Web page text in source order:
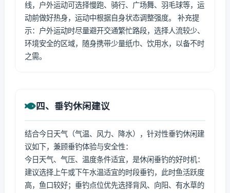
线，户外运动可选择慢跑、骑行、广场舞、羽毛球等，运
动前做好热身，运动中根据自身状态调整强度。 补充提
示：户外运动时尽量避开交通繁忙路段，选择人流较少、
环境安全的区域，随身携带少量纸巾、饮用水，以备不时
之需。
四、垂钓休闲建议
结合今日天气（气温、风力、降水），针对性垂钓休闲建
议如下，兼顾垂钓体验与安全性：
今日天气、气压、温度条件适宜，是休闲垂钓的好时机：
建议选择上午或下午水温适宜的时段垂钓，此时鱼活跃度
高，鱼口较好；垂钓点位优先选择背风、向阳、有水草的